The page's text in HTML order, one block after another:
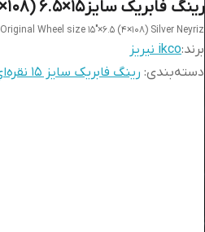
رینگ فابریک سایز۱۵×۶.۵ (۱۰۸×۴) نقره‌ای صلیبی نیریز
Original Wheel size 15"×6.5 (4×108) Silver Neyriz
برند:ikco نیریز
دسته‌بندی: رینگ فابریک سایز ۱۵ نقره‌اي مدل صلیبی (نیریز)